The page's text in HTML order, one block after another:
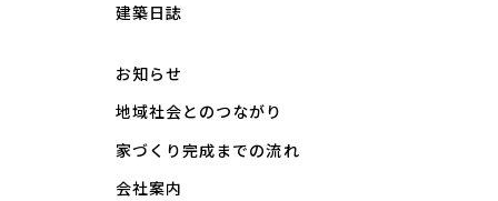
建築日誌
お知らせ
地域社会とのつながり
家づくり完成までの流れ
会社案内